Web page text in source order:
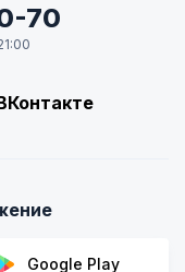
70
Google Play